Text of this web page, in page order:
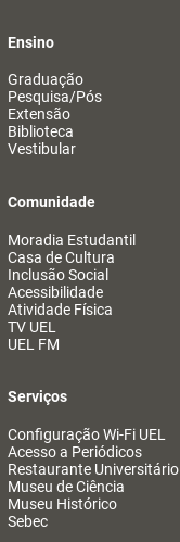
Ensino
Graduação
Pesquisa/Pós
Extensão
Biblioteca
Vestibular
Comunidade
Moradia Estudantil
Casa de Cultura
Inclusão Social
Acessibilidade
Atividade Física
TV UEL
UEL FM
Serviços
Configuração Wi-Fi UEL
Acesso a Periódicos
Restaurante Universitário
Museu de Ciência
Museu Histórico
Sebec